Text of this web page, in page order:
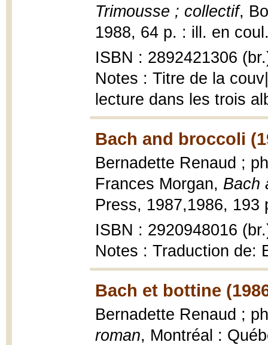
Trimousse ; collectif,
1988, 64 p. : ill. en
ISBN : 2892421306
Notes : Titre de la
lecture dans les trois
Bach and broccoli
Bernadette Renaud ;
Frances Morgan, Bach
Press, 1987,1986, 193
ISBN : 2920948016
Notes : Traduction de:
Bach et bottine
Bernadette Renaud ;
roman, Montréal :